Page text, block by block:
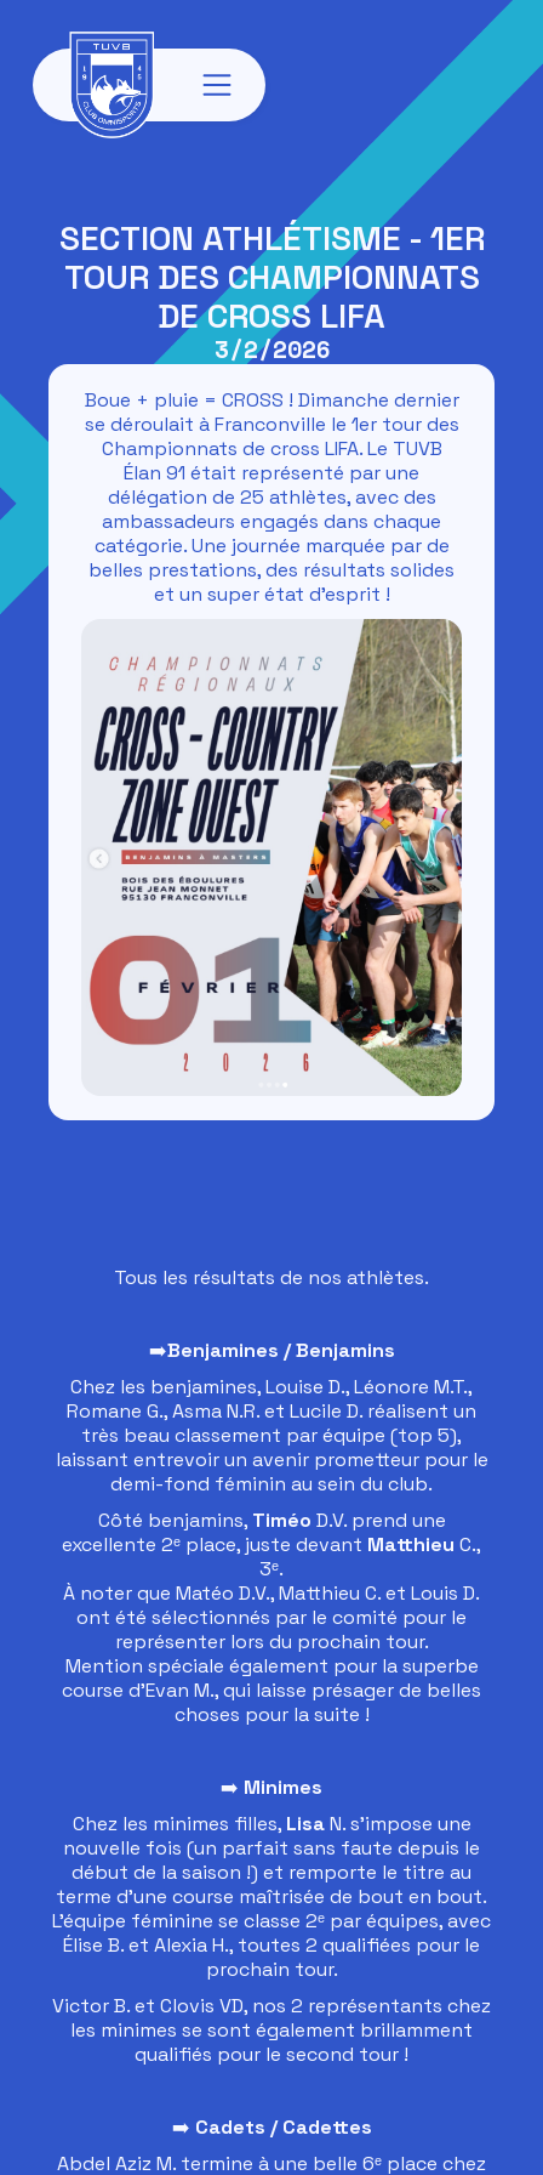
SECTION ATHLÉTISME - 1ER
TOUR DES CHAMPIONNATS
DE CROSS LIFA
3/2/2026
Boue + pluie = CROSS ! Dimanche dernier
se déroulait à Franconville le 1er tour des
Championnats de cross LIFA. Le TUVB
Élan 91 était représenté par une
délégation de 25 athlètes, avec des
ambassadeurs engagés dans chaque
catégorie. Une journée marquée par de
belles prestations, des résultats solides
et un super état d’esprit !
Tous les résultats de nos athlètes.
➡️Benjamines / Benjamins
Chez les benjamines, Louise D., Léonore M.T.,
Romane G., Asma N.R. et Lucile D. réalisent un
très beau classement par équipe (top 5),
laissant entrevoir un avenir prometteur pour le
demi-fond féminin au sein du club.
Côté benjamins, Timéo D.V. prend une
excellente 2ᵉ place, juste devant Matthieu C.,
3ᵉ.
À noter que Matéo D.V., Matthieu C. et Louis D.
ont été sélectionnés par le comité pour le
représenter lors du prochain tour.
Mention spéciale également pour la superbe
course d’Evan M., qui laisse présager de belles
choses pour la suite !
➡️ Minimes
Chez les minimes filles, LisaN. s’impose une
nouvelle fois (un parfait sans faute depuis le
début de la saison !) et remporte le titre au
terme d’une course maîtrisée de bout en bout.
L’équipe féminine se classe 2ᵉ par équipes, avec
Élise B. et Alexia H., toutes 2 qualifiées pour le
prochain tour.
Victor B. et Clovis VD, nos 2 représentants chez
les minimes se sont également brillamment
qualifiés pour le second tour !
➡️ Cadets / Cadettes
Abdel Aziz M. termine à une belle 6ᵉ place chez